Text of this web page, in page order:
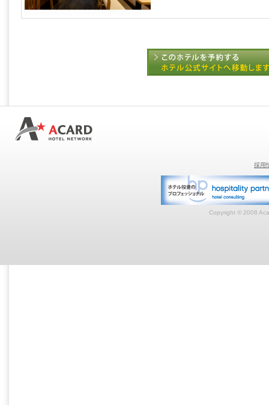
採用
Copyright © 2008